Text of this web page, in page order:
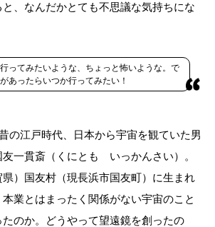
、なんだかとても不思議な気持ちにな
ってみたいような、ちょっと怖いような。で
あったらいつか行ってみたい！
の江戸時代、日本から宇宙を観ていた男
友一貫斎（くにとも いっかんさい）。
）国友村（現長浜市国友町）に生まれ
業とはまったく関係がない宇宙のこと
のか。どうやって望遠鏡を創ったの